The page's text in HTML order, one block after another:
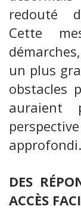
redouté
Cette
un plus
obstacles
approfondi.
DES
ACCÈS